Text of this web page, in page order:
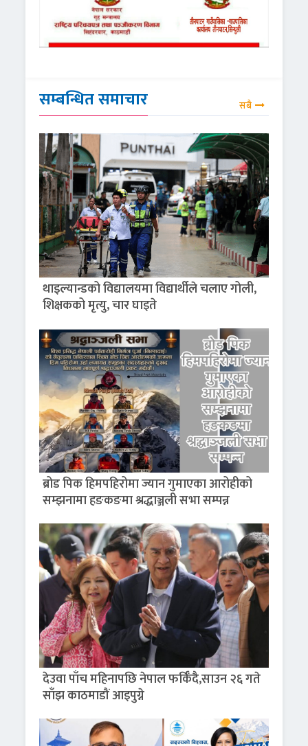
सम्बन्धित समाचार सबै
थाइल्यान्डको विद्यालयमा विद्यार्थीले चलाए गोली,
शिक्षकको मृत्यु, चार घाइते
ब्रोड पिक हिमपहिरोमा ज्यान गुमाएका आरोहीको
सम्झनामा हङकङमा श्रद्धाञ्जली सभा सम्पन्न
देउवा पाँच महिनापछि नेपाल फर्किँदै,साउन २६ गते
साँझ काठमाडौं आइपुग्ने